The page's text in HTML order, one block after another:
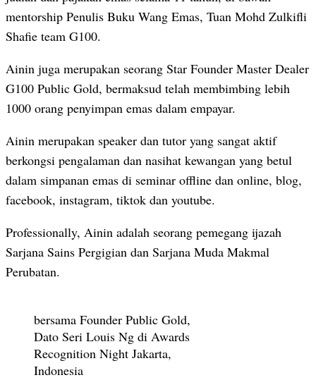
mentorship Penulis Buku Wang Emas, Tuan Mohd Zulkifli
Shafie team G100.
Ainin juga merupakan seorang Star Founder Master Dealer
G100 Public Gold, bermaksud telah membimbing lebih
1000 orang penyimpan emas dalam empayar.
Ainin merupakan speaker dan tutor yang sangat aktif
berkongsi pengalaman dan nasihat kewangan yang betul
dalam simpanan emas di seminar offline dan online, blog,
facebook, instagram, tiktok dan youtube.
Professionally, Ainin adalah seorang pemegang ijazah
Sarjana Sains Pergigian dan Sarjana Muda Makmal
Perubatan.
bersama Founder Public Gold,
Dato Seri Louis Ng di Awards
Recognition Night Jakarta,
Indonesia